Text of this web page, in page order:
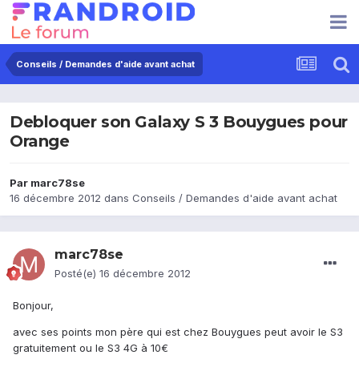
Conseils / Demandes d'aide avant achat
Debloquer son Galaxy S 3 Bouygues pour
Orange
Par marc78se
16 décembre 2012 dans Conseils / Demandes d'aide avant achat
marc78se
Posté(e) 16 décembre 2012
Bonjour,
avec ses points mon père qui est chez Bouygues peut avoir le S3
gratuitement ou le S3 4G à 10€